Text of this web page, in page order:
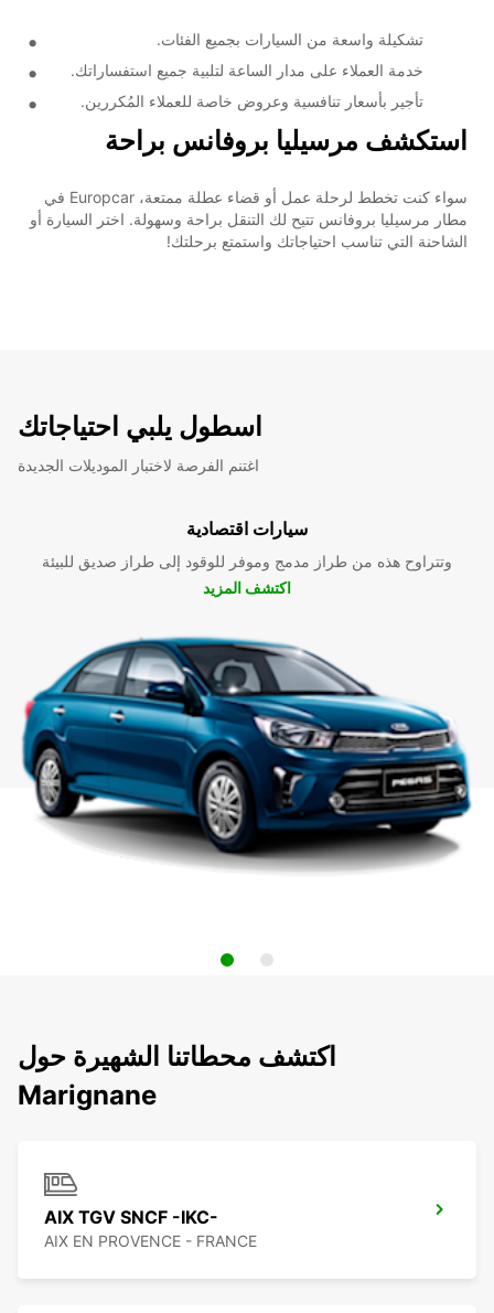
تشكيلة واسعة من السيارات بجميع الفئات.
خدمة العملاء على مدار الساعة لتلبية جميع استفساراتك.
تأجير بأسعار تنافسية وعروض خاصة للعملاء المُكررين.
استكشف مرسيليا بروفانس براحة
سواء كنت تخطط لرحلة عمل أو قضاء عطلة ممتعة، Europcar في
مطار مرسيليا بروفانس تتيح لك التنقل براحة وسهولة. اختر السيارة أو
الشاحنة التي تناسب احتياجاتك واستمتع برحلتك!
اسطول يلبي احتياجاتك
اغتنم الفرصة لاختبار الموديلات الجديدة
سيارات اقتصادية
وتتراوح هذه من طراز مدمج وموفر للوقود إلى طراز صديق للبيئة
اكتشف المزيد
اكتشف محطاتنا الشهيرة حول
Marignane
AIX TGV SNCF -IKC-
AIX EN PROVENCE - FRANCE